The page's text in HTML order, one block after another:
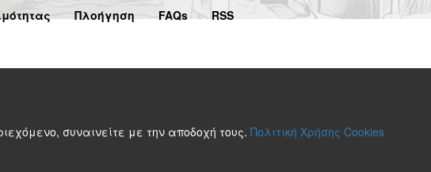
Πλοήγηση FAQs RSS
συναινείτε με την αποδοχή τους. Πολιτική Χρήσης Cookies